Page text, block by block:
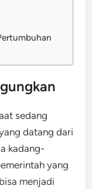
sedang
datang dari
kadang-
yang
menjadi